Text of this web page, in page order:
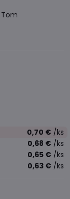
0,70 € /ks
0,68 € /ks
0,65 € /ks
0,63 € /ks